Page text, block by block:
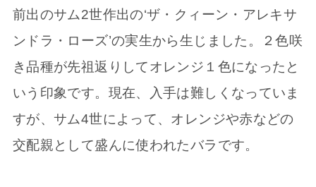
前出のサム2世作出の‘ザ・クィーン・アレキサ
ンドラ・ローズ’の実生から生じました。２色咲
き品種が先祖返りしてオレンジ１色になったと
いう印象です。現在、入手は難しくなっていま
すが、サム4世によって、オレンジや赤などの
交配親として盛んに使われたバラです。